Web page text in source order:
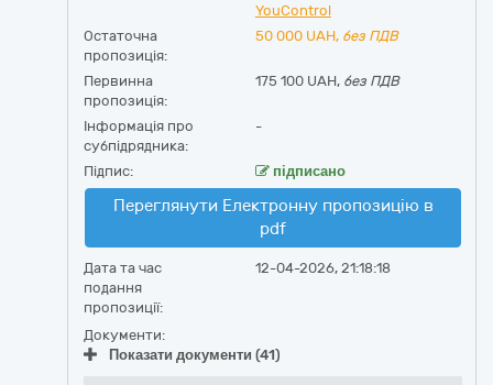
YouControl
Остаточна
пропозиція:
50 000 UAH, без ПДВ
Первинна
пропозиція:
175 100 UAH, без ПДВ
Інформація про
субпідрядника:
-
Підпис: підписано
Переглянути Електронну пропозицію в
pdf
Дата та час
подання
пропозиції:
12-04-2026, 21:18:18
Документи:
Показати документи (41)